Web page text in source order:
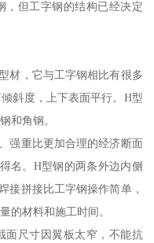
，但工字钢的结构已经决定
材，它与工字钢相比有很多
斜度，上下表面平行。H型
和角钢。
强重比更加合理的经济断面
名。H型钢的两条外边内侧
接拼接比工字钢操作简单，
的材料和施工时间。
面尺寸因翼板太窄，不能抗